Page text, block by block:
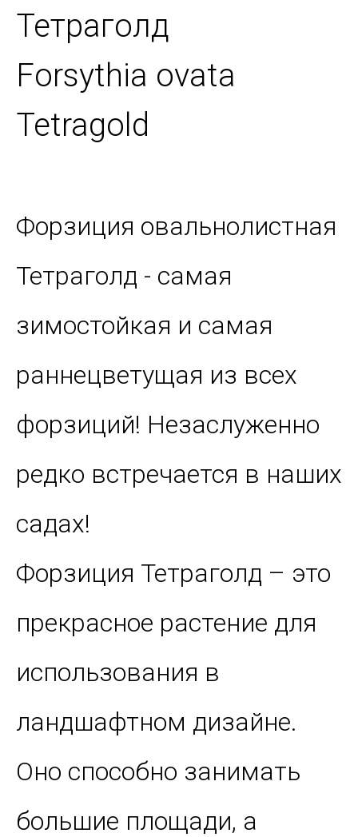
Тетраголд
Forsythia ovata
Tetragold
Форзиция овальнолистная
Тетраголд - самая
зимостойкая и самая
раннецветущая из всех
форзиций! Незаслуженно
редко встречается в наших
садах!
Форзиция Тетраголд – это
прекрасное растение для
использования в
ландшафтном дизайне.
Оно способно занимать
большие площади, а